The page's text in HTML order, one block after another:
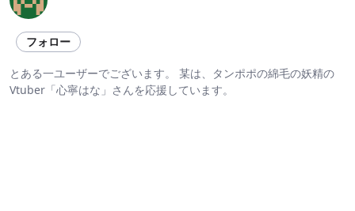
フォロー
とある一ユーザーでございます。 某は、タンポポの綿毛の妖精の
Vtuber「心寧はな」さんを応援しています。